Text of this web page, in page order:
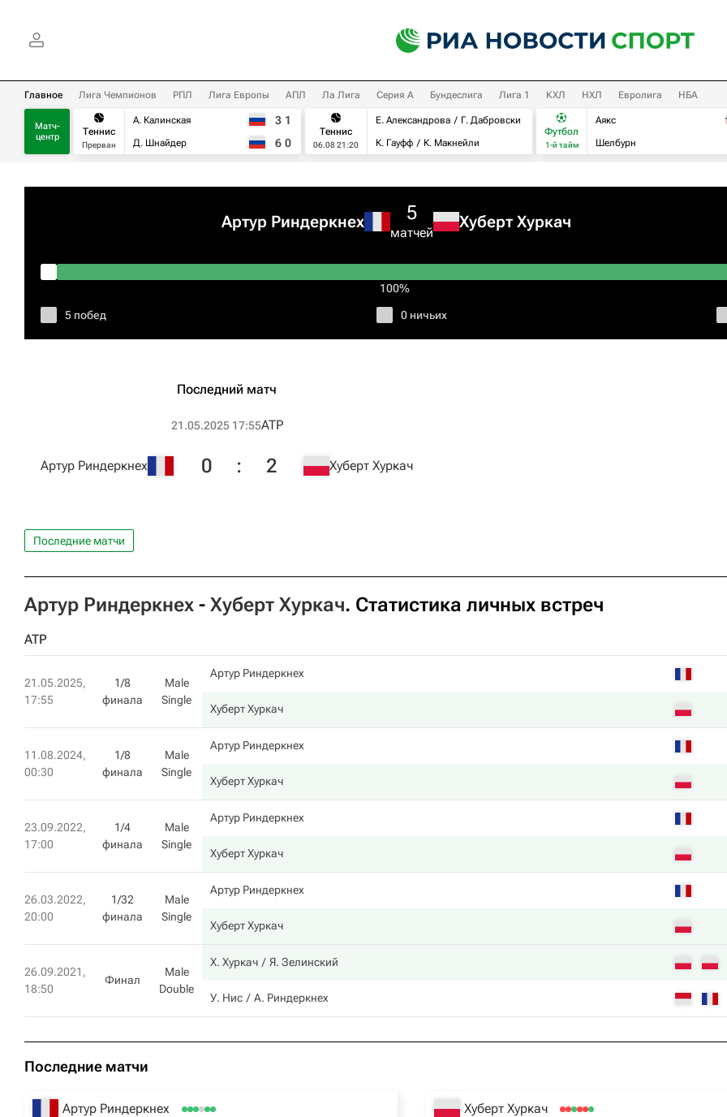
Главное Лига Чемпионов РПЛ Лига Европы АПЛ Ла Лига Серия А Бундеслига Лига 1 КХЛ НХЛ Евролига НБА
Матч-
центр
Теннис
Прерван
А. Калинская
Д. Шнайдер
3 1
6 0
Теннис
06.08 21:20
Е. Александрова
Г. Дабровски
К. Гауфф
К. Макнейли
Футбол
1-й тайм
Аякс
Шелбурн
Артур Риндеркнех 5
матчей
Хуберт Хуркач
100%
5 побед 0 ничьих
Последний матч
21.05.2025 17:55ATP
Артур Риндеркнех 0 : 2 Хуберт Хуркач
Последние матчи
Артур Риндеркнех - Хуберт Хуркач. Статистика личных встреч
ATP
21.05.2025,
17:55
1/8
финала
Male
Single
Артур Риндеркнех
Хуберт Хуркач
11.08.2024,
00:30
1/8
финала
Male
Single
Артур Риндеркнех
Хуберт Хуркач
23.09.2022,
17:00
1/4
финала
Male
Single
Артур Риндеркнех
Хуберт Хуркач
26.03.2022,
20:00
1/32
финала
Male
Single
Артур Риндеркнех
Хуберт Хуркач
26.09.2021,
18:50
Финал
Male
Double
Х. Хуркач Я. Зелинский
У. Нис А. Риндеркнех
Последние матчи
Артур Риндеркнех Хуберт Хуркач